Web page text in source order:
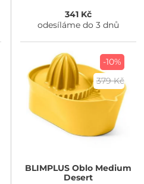
341 Kč
odesíláme do 3 dnů
-10%
379 Kč
BLIMPLUSOblo Medium
Desert